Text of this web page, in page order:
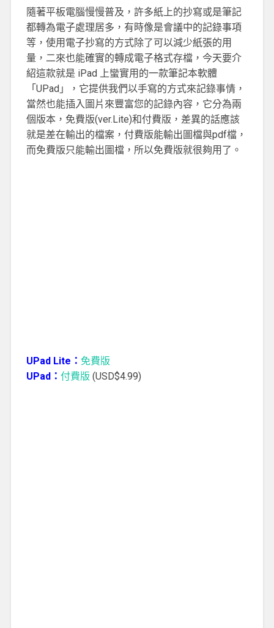
隨著平板電腦慢慢普及，許多紙上的抄寫或是筆記
都轉為電子處理居多，有時像是會議中的記錄事項
等，使用電子抄寫的方式除了可以減少紙張的用
量，二來也能確實的轉成電子格式存檔，今天要介
紹這款就是 iPad 上蠻實用的一款筆記本軟體
「UPad」，它提供我們以手寫的方式來記錄事情，
當然也能插入圖片來豐富您的記錄內容，它分為兩
個版本，免費版(ver.Lite)和付費版，差異的話應該
就是差在輸出的檔案，付費版能輸出圖檔與pdf檔，
而免費版只能輸出圖檔，所以免費版就很夠用了。
UPad Lite： 免費版
UPad： 付費版 (USD$4.99)